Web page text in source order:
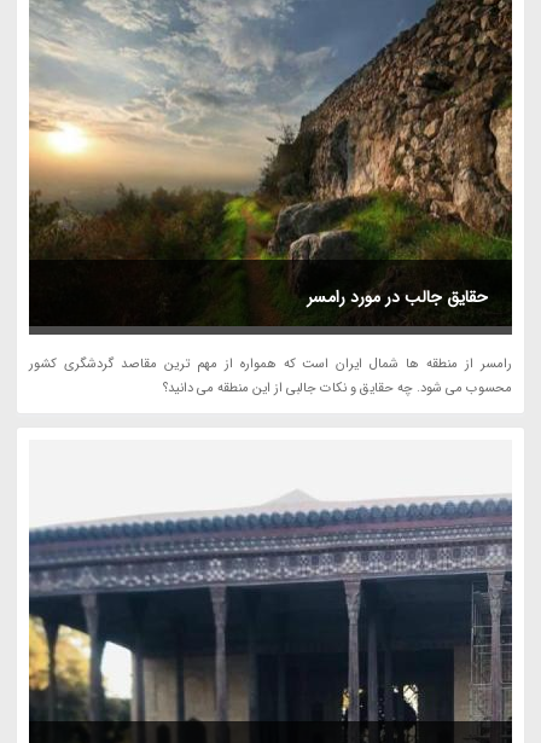
حقایق جالب در مورد رامسر
رامسر از منطقه ها شمال ایران است که همواره از مهم ترین مقاصد گردشگری کشور
محسوب می شود. چه حقایق و نکات جالبی از این منطقه می دانید؟